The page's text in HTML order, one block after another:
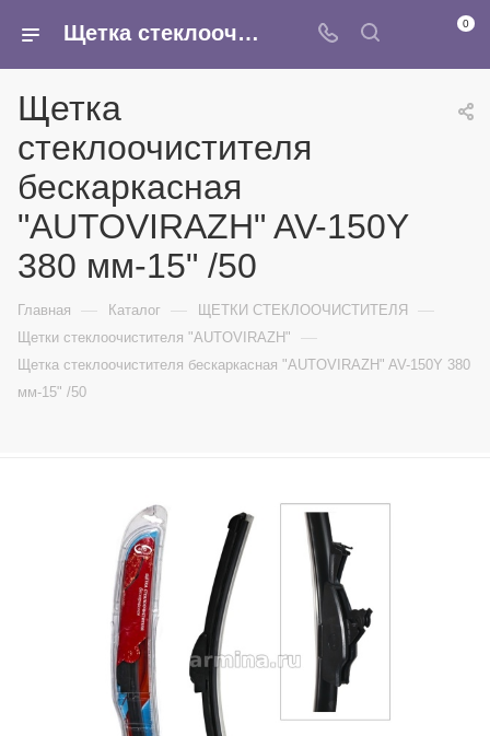
Щетка стеклоочистителя бескаркасная "AUTOVIRAZH" AV-150Y 380 мм-15" /50 - купить в интернет-магазине Армина 0
Щетка
стеклоочистителя
бескаркасная
"AUTOVIRAZH" AV-150Y
380 мм-15" /50
Главная — Каталог — ЩЕТКИ СТЕКЛООЧИСТИТЕЛЯ —
Щетки стеклоочистителя "AUTOVIRAZH" —
Щетка стеклоочистителя бескаркасная "AUTOVIRAZH" AV-150Y 380
мм-15" /50